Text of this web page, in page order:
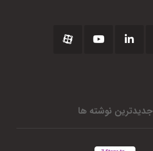
جدیدترین نوشته ها